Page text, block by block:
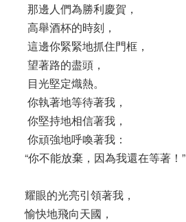
那邊人們為勝利慶賀，
高舉酒杯的時刻，
這邊你緊緊地抓住門框，
望著路的盡頭，
目光堅定熾熱。
你執著地等待著我，
你堅持地相信著我，
你頑強地呼喚著我：
“你不能放棄，因為我還在等著！”
耀眼的光亮引領著我，
愉快地飛向天國，